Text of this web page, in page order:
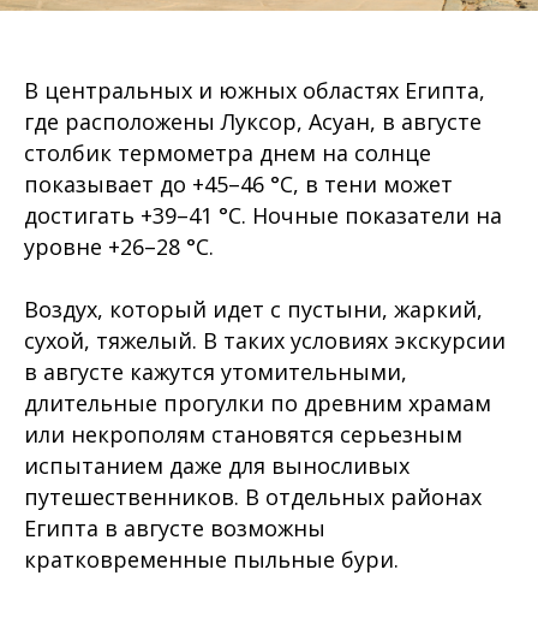
В центральных и южных областях Египта,
где расположены Луксор, Асуан, в августе
столбик термометра днем на солнце
показывает до +45–46 °C, в тени может
достигать +39–41 °C. Ночные показатели на
уровне +26–28 °C.
Воздух, который идет с пустыни, жаркий,
сухой, тяжелый. В таких условиях экскурсии
в августе кажутся утомительными,
длительные прогулки по древним храмам
или некрополям становятся серьезным
испытанием даже для выносливых
путешественников. В отдельных районах
Египта в августе возможны
кратковременные пыльные бури.